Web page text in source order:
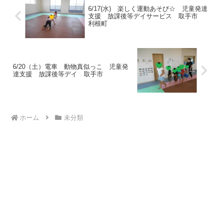
6/17(水) 楽しく運動あそび☆ 児童発達
支援 放課後等デイサービス 取手市
利根町
6/20（土）電車 動物真似っこ 児童発
達支援 放課後等デイ 取手市
ホーム 未分類